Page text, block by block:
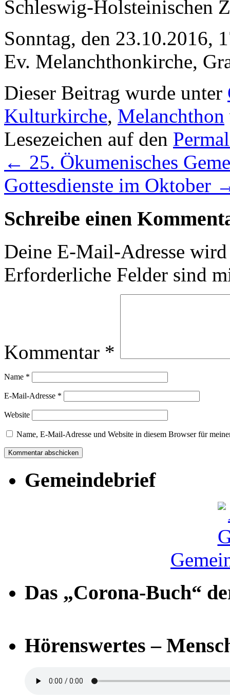
Schleswig-Holsteinischen
Sonntag, den 23.10.2016,
Ev. Melanchthonkirche,
Dieser Beitrag wurde unter
Kulturkirche, Melanchthon
Lesezeichen auf den
← 25. Ökumenisches
Gottesdienste im Oktober
Schreibe einen
Deine E-Mail-Adresse
Erforderliche Felder sind
Kommentar *
Name *
E-Mail-Adresse *
Website
Name, E-Mail-Adresse und Website in diesem Browser für
Gemeindebrief
Das „Corona-Buch“
Hörenswertes –